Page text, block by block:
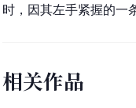
时，因其左手紧握的一
相关作品